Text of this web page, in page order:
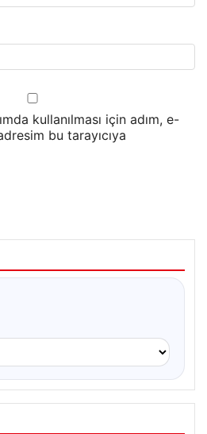
kullanılması için adım, e-
bu tarayıcıya